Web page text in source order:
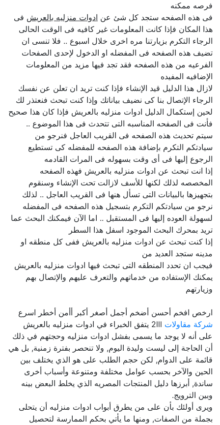
فرصه ممكنه
فى هذه الصفحه ستجد كل شئ عنادوات منزليه بالعريشفى
هذا المكان فإذا كانت المعلومات غير كافيه فى الوقت الحالى
الرجاء التكرم بزيارتنا مره اخرى خلال اسبوع .. فلا تنسى ان
تضيف هذه الصفحه فى المفضله او الدخول لإحدى الصفحات
الفرعيه من هذه الصفحه فقد تجد فيها مزيد من المعلومات
الإضافيه المفيده
لازال هذا الدليل قيد الإنشاء فإذا كنت تريد ان تعلن عن نفسك
الرجاء الإتصال بنا كى نضيف بياناتك وإذا كنت تبحث فنعتذر لك
لحين إستكمال الدليل ادوات منزليه بالعريش فإذا كان هذا صحيح
فأنت فى الصفحه المناسبه التى تتحدث فى هذا الموضوع ..
سيتم تحديث هذه الصفحه فى القريب العاجل فنرجو من
سيادتكم التكرم بإضافة هذه الصفحه للمفضله كى تستطيع
الرجوع إليها فى أى وقت بسهوله فى المرات القادمه
إذا انت تبحث عن ادوات منزليه بالعريش فهذه الصفحه
المخصصه لذلك لكنها للأسف لازالت تحت الإنشاء وسنقوم
بتجهيزها بالبيانات التى تسأل هنها فى القريب العاجل .. لذلك
نرجو من سيادتكم التكرم بتسجيل هذه الصفحه فى المفضله
لسهولة العوده إليها فى المستقبل .. اما الآن فيمكنك البحث عما
تريد بمحرك البحث الموجود اسفل هذا السطر
إذا كنت تبحث عن ادوات منزليه بالعريش ففى كل منطقه او
مدينه ستجد العديد من
فيجب ان تحدد المنطقه التى تبحث فيها ادوات منزليه بالعريش
يمكنك الإستفاده من خدماتهم والتعرف عليهم والإتصال بهم
وزيارتهم
ارخص افخم أحسن أضخم أجمل أصغر أكبر أأمن أخطر اسرع
شركة مقاولات
2lll يتفق الخبراء في ادوات منزليه بالعريش
على أنه لا يوجد ما يسمى بفشل ادوات منزليه وحجتهم في ذلك
أن الحاجة إلى ليست وليدة اليوم, ولا تنحصر بفترة زمنية, بل هي
قائمة على الدوام, لكن حجم الطلب على هو الذي يختلف بين
الحين والآخر بحسب عوامل مختلفة ومتنوعة وأسباب أخرى
ساندة, أبرزها دليل المنتجات المصريه الذي يخلط البعض بينه
وبين الترويج.
ويرى أولئك بأن على من يطرق أبواب ادوات منزليه أن يتحلى
بجملة من الصفات, ومنها ما يأتي بحكم الممارسة لتحصيل